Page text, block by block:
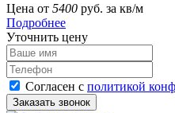
Цена от 5400 руб. за кв/м
Подробнее
Уточнить цену
Согласен с политикой